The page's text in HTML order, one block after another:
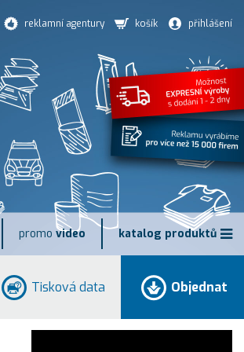
reklamní agentury košík přihlášení
promo video katalog produktů
Tisková data Objednat